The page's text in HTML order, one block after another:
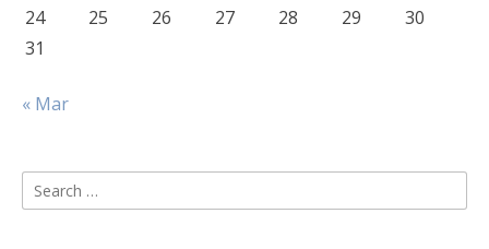
24
25 26 27 28 29
30
31
« Mar
Search
for: